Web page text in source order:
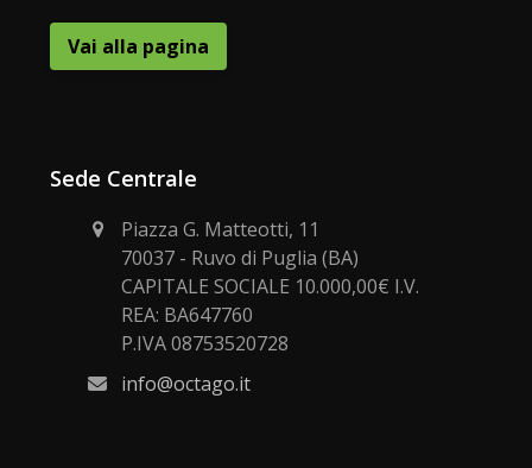
Vai alla pagina
Sede Centrale
Piazza G. Matteotti, 11
70037 - Ruvo di Puglia (BA)
CAPITALE SOCIALE 10.000,00€ I.V.
REA: BA647760
P.IVA 08753520728
info@octago.it